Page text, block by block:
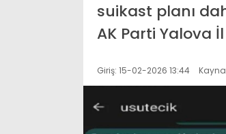
suikast planı
AK Parti Yalova
Giriş: 15-02-2026 13:44